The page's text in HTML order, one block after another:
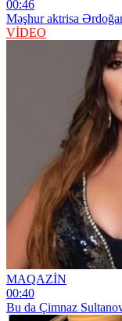
00:46
Məşhur aktrisa
VİDEO
MAQAZİN
00:40
Bu da Çimnaz